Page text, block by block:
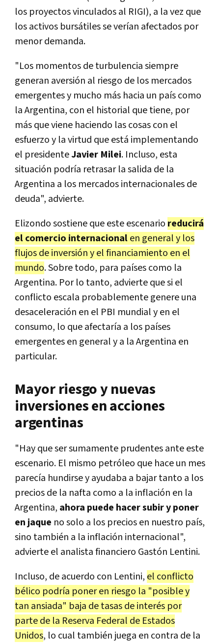
los proyectos vinculados al RIGI), a la vez que
los activos bursátiles se verían afectados por
menor demanda.
"Los momentos de turbulencia siempre
generan aversión al riesgo de los mercados
emergentes y mucho más hacia un país como
la Argentina, con el historial que tiene, por
más que viene haciendo las cosas con el
esfuerzo y la virtud que está implementando
el presidenteJavier Milei. Incluso, esta
situación podría retrasar la salida de la
Argentina a los mercados internacionales de
deuda", advierte.
Elizondo sostiene que este escenario reducirá
el comercio internacionalen general y los
flujos de inversión y el financiamiento en el
mundo. Sobre todo, para países como la
Argentina. Por lo tanto, advierte que si el
conflicto escala probablemente genere una
desaceleración en el PBI mundial y en el
consumo, lo que afectaría a los países
emergentes en general y a la Argentina en
particular.
Mayor riesgo y nuevas
inversiones en acciones
argentinas
"Hay que ser sumamente prudentes ante este
escenario. El mismo petróleo que hace un mes
parecía hundirse y ayudaba a bajar tanto a los
precios de la nafta como a la inflación en la
Argentina, ahora puede hacer subir y poner
en jaque no solo a los precios en nuestro país,
sino también a la inflación internacional",
advierte el analista financiero Gastón Lentini.
Incluso, de acuerdo con Lentini, el conflicto
bélico podría poner en riesgo la "posible y
tan ansiada" baja de tasas de interés por
parte de la Reserva Federal de Estados
Unidos, lo cual también juega en contra de la